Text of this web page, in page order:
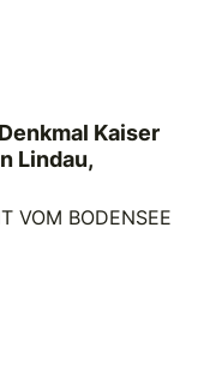
Kaiser
Lindau,
VOM BODENSEE